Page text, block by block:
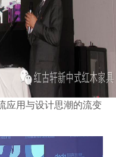
应用与设计思潮的流变